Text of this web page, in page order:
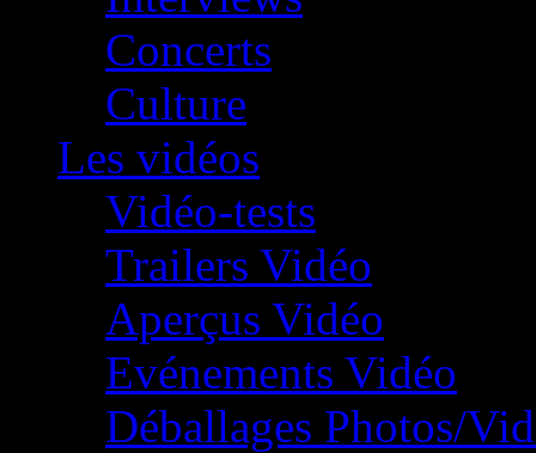
Concerts
Culture
Les vidéos
Vidéo-tests
Trailers Vidéo
Aperçus Vidéo
Evénements Vidéo
Déballages Photos/